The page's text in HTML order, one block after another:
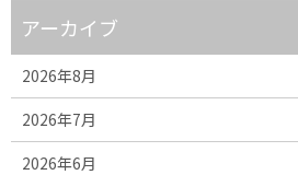
アーカイブ
2026年8月
2026年7月
2026年6月